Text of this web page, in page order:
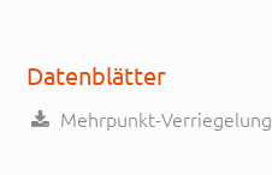
Datenblätter
Mehrpunkt-Verriegelung